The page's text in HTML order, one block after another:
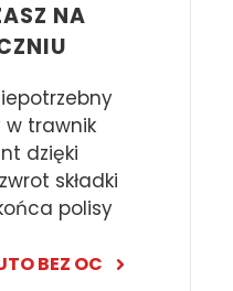
NA
trawnik
dzięki
składki
polisy
BEZ OC